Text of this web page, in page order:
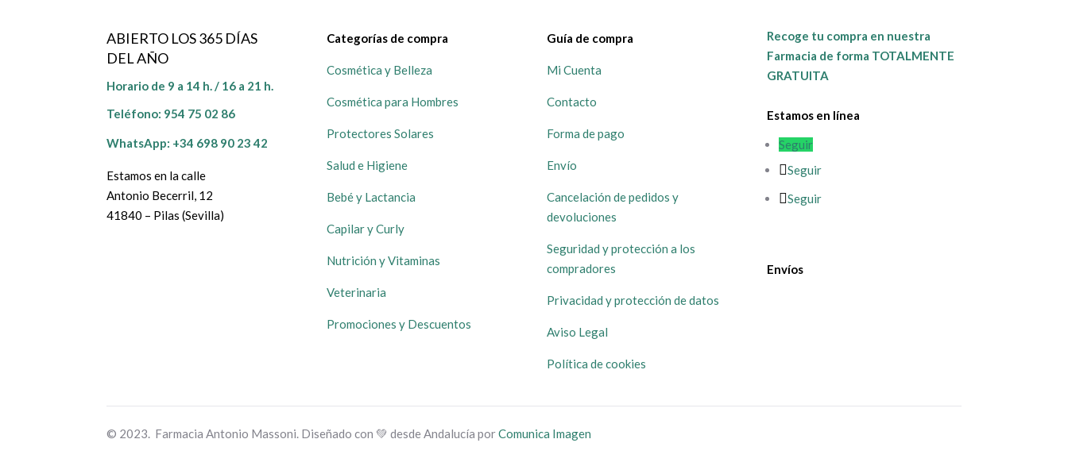
ABIERTO LOS 365 DÍAS
DEL AÑO
Horario de 9 a 14 h. / 16 a 21 h.
Teléfono: 954 75 02 86
WhatsApp: +34 698 90 23 42
Estamos en la calle
Antonio Becerril, 12
41840 – Pilas (Sevilla)
Categorías de compra
Cosmética y Belleza
Cosmética para Hombres
Protectores Solares
Salud e Higiene
Bebé y Lactancia
Capilar y Curly
Nutrición y Vitaminas
Veterinaria
Promociones y Descuentos
Guía de compra
Mi Cuenta
Contacto
Forma de pago
Envío
Cancelación de pedidos y
devoluciones
Seguridad y protección a los
compradores
Privacidad y protección de datos
Aviso Legal
Política de cookies
Recoge tu compra en nuestra
Farmacia de forma TOTALMENTE
GRATUITA
Estamos en línea
Seguir
Seguir
Seguir
Envíos
© 2023. Farmacia Antonio Massoni. Diseñado con 💚 desde Andalucía porComunica Imagen